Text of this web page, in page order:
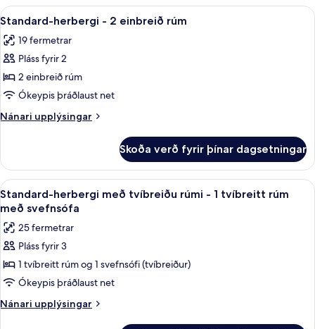
1
rúm
Skoða
allar
myndir
fyrir
Standard-
herbergi
-
2
rúm
Standard-herbergi - 2 einbreið
5
Standard-herbergi - 2 einbreið rúm
19 fermetrar
Pláss fyrir 2
2 einbreið rúm
Ókeypis þráðlaust net
Nánari upplýsingar
Nánari
herbergi
2
einbreið
Skoða verð fyrir þínar dagsetningar
Skoða
allar
myndir
fyrir
Standard-
herbergi
með
tvíbreiðu
Standard-herbergi með tvíbreiðu
8
Standard-herbergi með tvíbreiðu rúmi - 1 tvíbreitt rúm
með svefnsófa
25 fermetrar
Pláss fyrir 3
1 tvíbreitt rúm og 1 svefnsófi (tvíbreiður)
Ókeypis þráðlaust net
Nánari upplýsingar
Nánari